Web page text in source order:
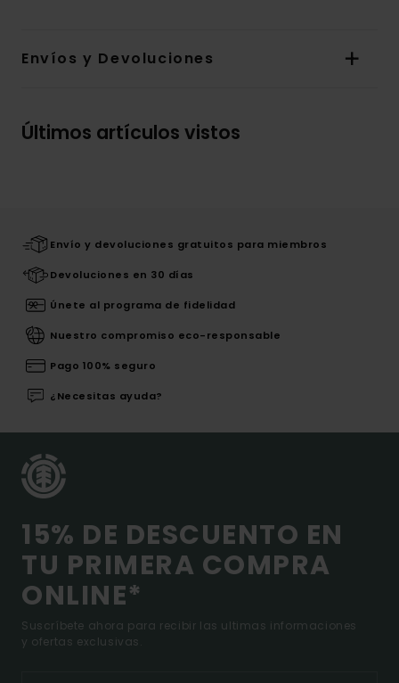
Envíos y Devoluciones
Últimos artículos vistos
Envío y devoluciones gratuitos para miembros
Devoluciones en 30 días
Únete al programa de fidelidad
Nuestro compromiso eco-responsable
Pago 100% seguro
¿Necesitas ayuda?
15% DE DESCUENTO EN
TU PRIMERA COMPRA
ONLINE*
Suscríbete ahora para recibir las ultimas informaciones
y ofertas exclusivas.